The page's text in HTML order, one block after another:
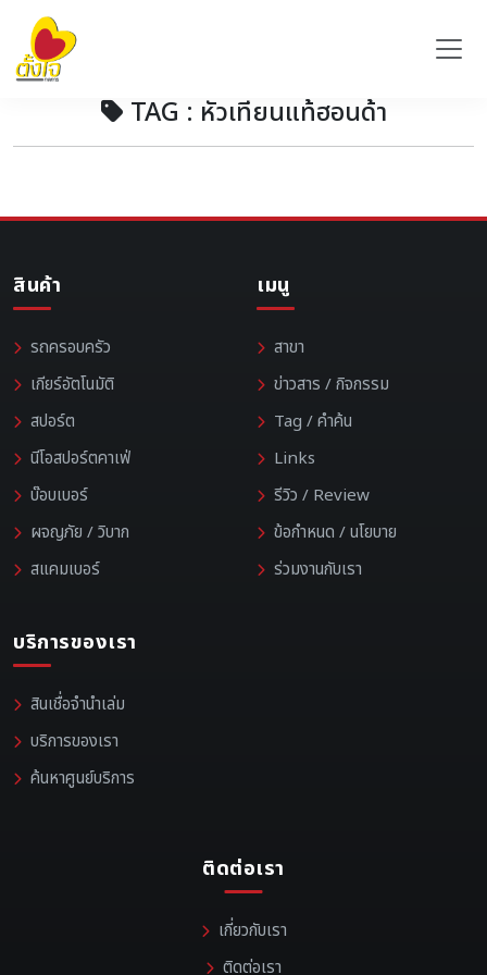
TAG : หัวเทียนแท้ฮอนด้า
สินค้า
รถครอบครัว
เกียร์อัตโนมัติ
สปอร์ต
นีโอสปอร์ตคาเฟ่
บ๊อบเบอร์
ผจญภัย / วิบาก
สแคมเบอร์
เมนู
สาขา
ข่าวสาร / กิจกรรม
Tag / คำค้น
Links
รีวิว / Review
ข้อกำหนด / นโยบาย
ร่วมงานกับเรา
บริการของเรา
สินเชื่อจำนำเล่ม
บริการของเรา
ค้นหาศูนย์บริการ
ติดต่อเรา
เกี่ยวกับเรา
ติดต่อเรา